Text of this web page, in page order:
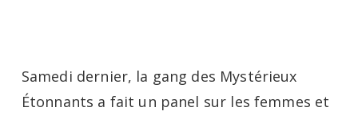
content
Samedi dernier, la gang des Mystérieux
Étonnants a fait un panel sur les femmes et